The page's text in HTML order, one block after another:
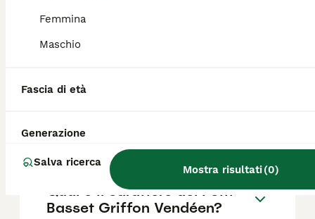
Femmina
Maschio
Fascia di età
Generazione
Salva ricerca
Mostra risultati(0)
piatto, tipica delle razze brachicefale.
Griffon Vendeen?
Qual è il carattere del Petit
Basset Griffon Vendéen?